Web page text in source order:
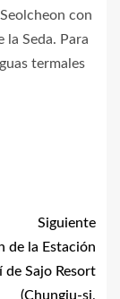
con
la Seda. Para
termales
Siguiente
de la Estación
de Sajo Resort
(Chungju-si,